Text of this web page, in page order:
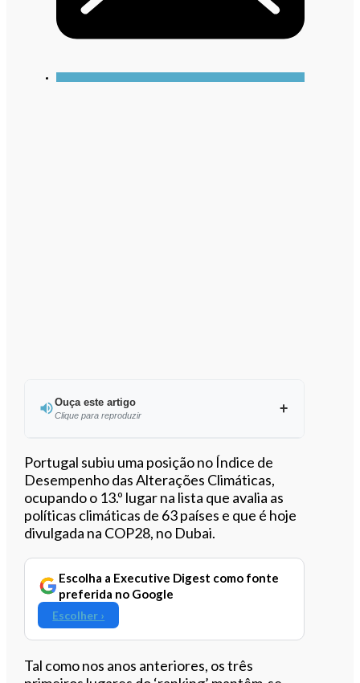
Ouça este artigo
Clique para reproduzir
Ouvir este artigo
Portugal subiu uma posição no Índice de
Desempenho das Alterações Climáticas,
ocupando o 13.º lugar na lista que avalia as
políticas climáticas de 63 países e que é hoje
divulgada na COP28, no Dubai.
Escolha a Executive Digest como fonte
preferida no Google
Escolher ›
Tal como nos anos anteriores, os três